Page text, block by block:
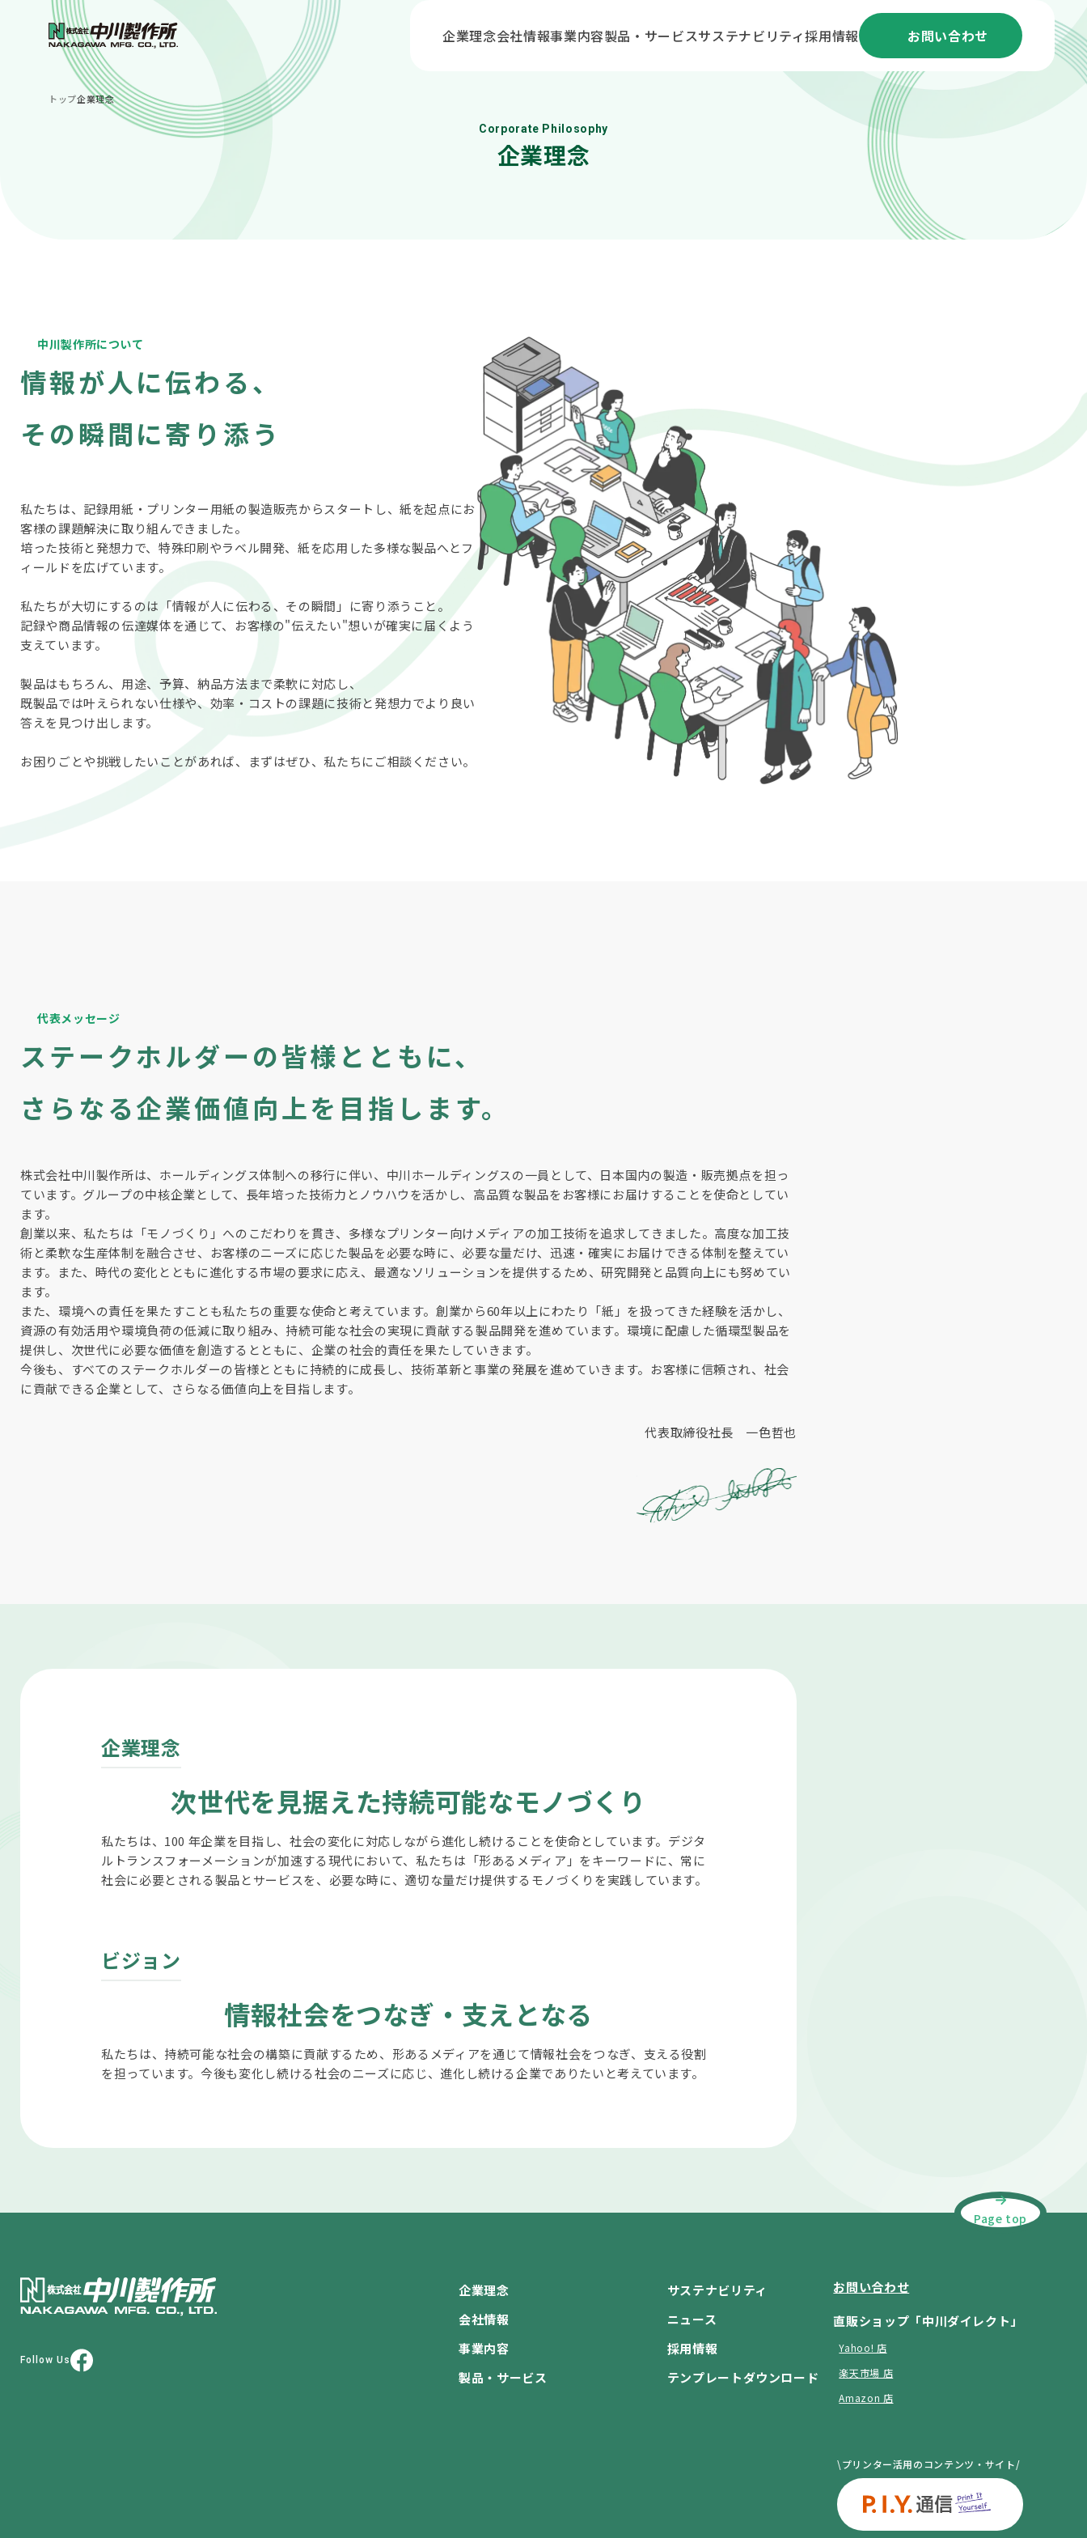
企業理念会社情報事業内容製品・サービスサステナビリティ採用情報 お問い合わせ
トップ企業理念
Corporate Philosophy
企業理念
中川製作所について
情報が人に伝わる、
その瞬間に寄り添う
私たちは、記録用紙・プリンター用紙の製造販売からスタートし、紙を起点にお
客様の課題解決に取り組んできました。
培った技術と発想力で、特殊印刷やラベル開発、紙を応用した多様な製品へとフ
ィールドを広げています。
私たちが大切にするのは「情報が人に伝わる、その瞬間」に寄り添うこと。
記録や商品情報の伝達媒体を通じて、お客様の"伝えたい"想いが確実に届くよう
支えています。
製品はもちろん、用途、予算、納品方法まで柔軟に対応し、
既製品では叶えられない仕様や、効率・コストの課題に技術と発想力でより良い
答えを見つけ出します。
お困りごとや挑戦したいことがあれば、まずはぜひ、私たちにご相談ください。
代表メッセージ
ステークホルダーの皆様とともに、
さらなる企業価値向上を目指します。
株式会社中川製作所は、ホールディングス体制への移行に伴い、中川ホールディングスの一員として、日本国内の製造・販売拠点を担っ
ています。グループの中核企業として、長年培った技術力とノウハウを活かし、高品質な製品をお客様にお届けすることを使命としてい
ます。
創業以来、私たちは「モノづくり」へのこだわりを貫き、多様なプリンター向けメディアの加工技術を追求してきました。高度な加工技
術と柔軟な生産体制を融合させ、お客様のニーズに応じた製品を必要な時に、必要な量だけ、迅速・確実にお届けできる体制を整えてい
ます。また、時代の変化とともに進化する市場の要求に応え、最適なソリューションを提供するため、研究開発と品質向上にも努めてい
ます。
また、環境への責任を果たすことも私たちの重要な使命と考えています。創業から60年以上にわたり「紙」を扱ってきた経験を活かし、
資源の有効活用や環境負荷の低減に取り組み、持続可能な社会の実現に貢献する製品開発を進めています。環境に配慮した循環型製品を
提供し、次世代に必要な価値を創造するとともに、企業の社会的責任を果たしていきます。
今後も、すべてのステークホルダーの皆様とともに持続的に成長し、技術革新と事業の発展を進めていきます。お客様に信頼され、社会
に貢献できる企業として、さらなる価値向上を目指します。
代表取締役社長 一色哲也
企業理念
次世代を見据えた持続可能なモノづくり
私たちは、100 年企業を目指し、社会の変化に対応しながら進化し続けることを使命としています。デジタ
ルトランスフォーメーションが加速する現代において、私たちは「形あるメディア」をキーワードに、常に
社会に必要とされる製品とサービスを、必要な時に、適切な量だけ提供するモノづくりを実践しています。
ビジョン
情報社会をつなぎ・支えとなる
私たちは、持続可能な社会の構築に貢献するため、形あるメディアを通じて情報社会をつなぎ、支える役割
を担っています。今後も変化し続ける社会のニーズに応じ、進化し続ける企業でありたいと考えています。
Page top
Follow Us
企業理念
サステナビリティ
会社情報
ニュース
事業内容
採用情報
製品・サービス
テンプレートダウンロード
お問い合わせ
直販ショップ「中川ダイレクト」
Yahoo! 店
楽天市場 店
Amazon 店
\プリンター活用のコンテンツ・サイト/